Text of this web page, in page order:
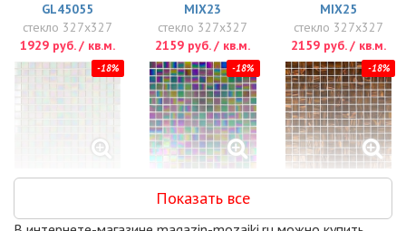
GL45055
стекло 327x327
1929 руб. / кв.м.
MIX23
стекло 327x327
2159 руб. / кв.м.
MIX25
стекло 327x327
2159 руб. / кв.м.
-18%
GL42031
2170 руб. / кв.м.
-18%
GL45019
стекло 327x327
2170 руб. / кв.м.
-18%
GL45022
2170 руб. / кв.м.
Показать все